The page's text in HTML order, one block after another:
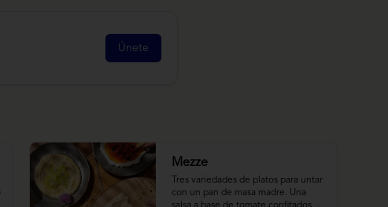
Únete
Mezze
Tres variedades de platos para untar
con un pan de masa madre. Una